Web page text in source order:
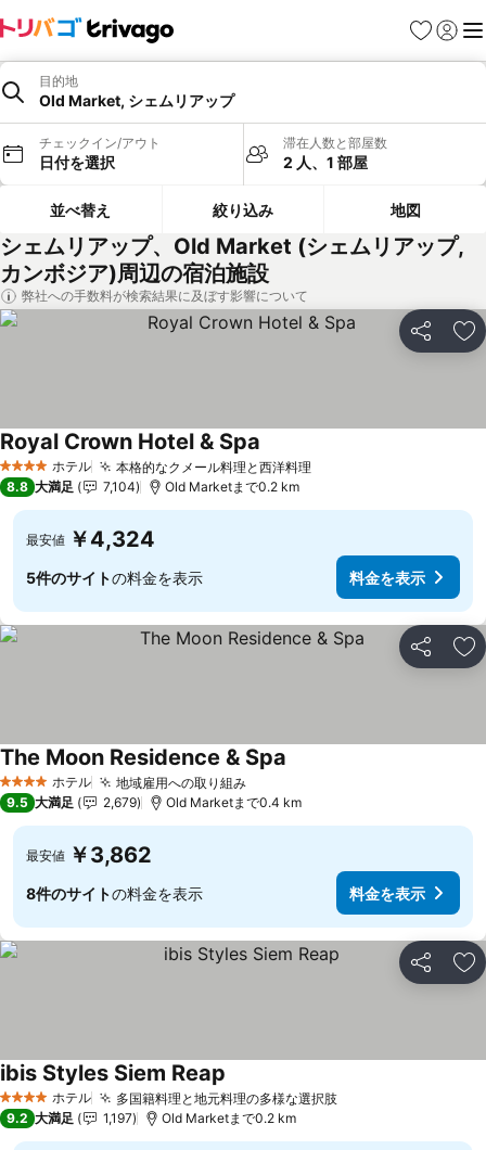
お気に入り
ログイ
メ
目的地
Old Market, シェムリアップ
チェックイン/アウト
日付を選択
滞在人数と部屋数
2 人、1 部屋
並べ替え 絞り込み 地図
シェムリアップ、Old Market (シェムリアップ,
カンボジア)周辺の宿泊施設
弊社への手数料が検索結果に及ぼす影響について
シェア お
4 ホテルのランク
ホテル 本格的なクメール料理と西洋料理料金を表示
Royal Crown Hotel & Spa
8.8 大満足 7,104 Old Marketまで0.2 km
最安値 ￥4,324
5件のサイトの料金を表示 料金を表示
シェア お
4 ホテルのランク
ホテル 地域雇用への取り組み料金を表示
The Moon Residence & Spa
9.5 大満足 2,679 Old Marketまで0.4 km
最安値 ￥3,862
8件のサイトの料金を表示 料金を表示
シェア お
4 ホテルのランク
ホテル 多国籍料理と地元料理の多様な選択肢料金を表示
ibis Styles Siem Reap
9.2 大満足 1,197 Old Marketまで0.2 km